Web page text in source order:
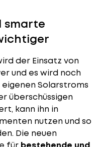
smarte
der Einsatz von
und es wird noch
Solarstroms
überschüssigen
kann ihn in
nutzen und so
Die neuen